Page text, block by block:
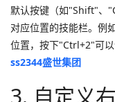
默认按键（如"Shift"、
对应位置的技能栏。例
位置，按下"Ctrl+2"可以
ss2344盛世集团
3. 自定义